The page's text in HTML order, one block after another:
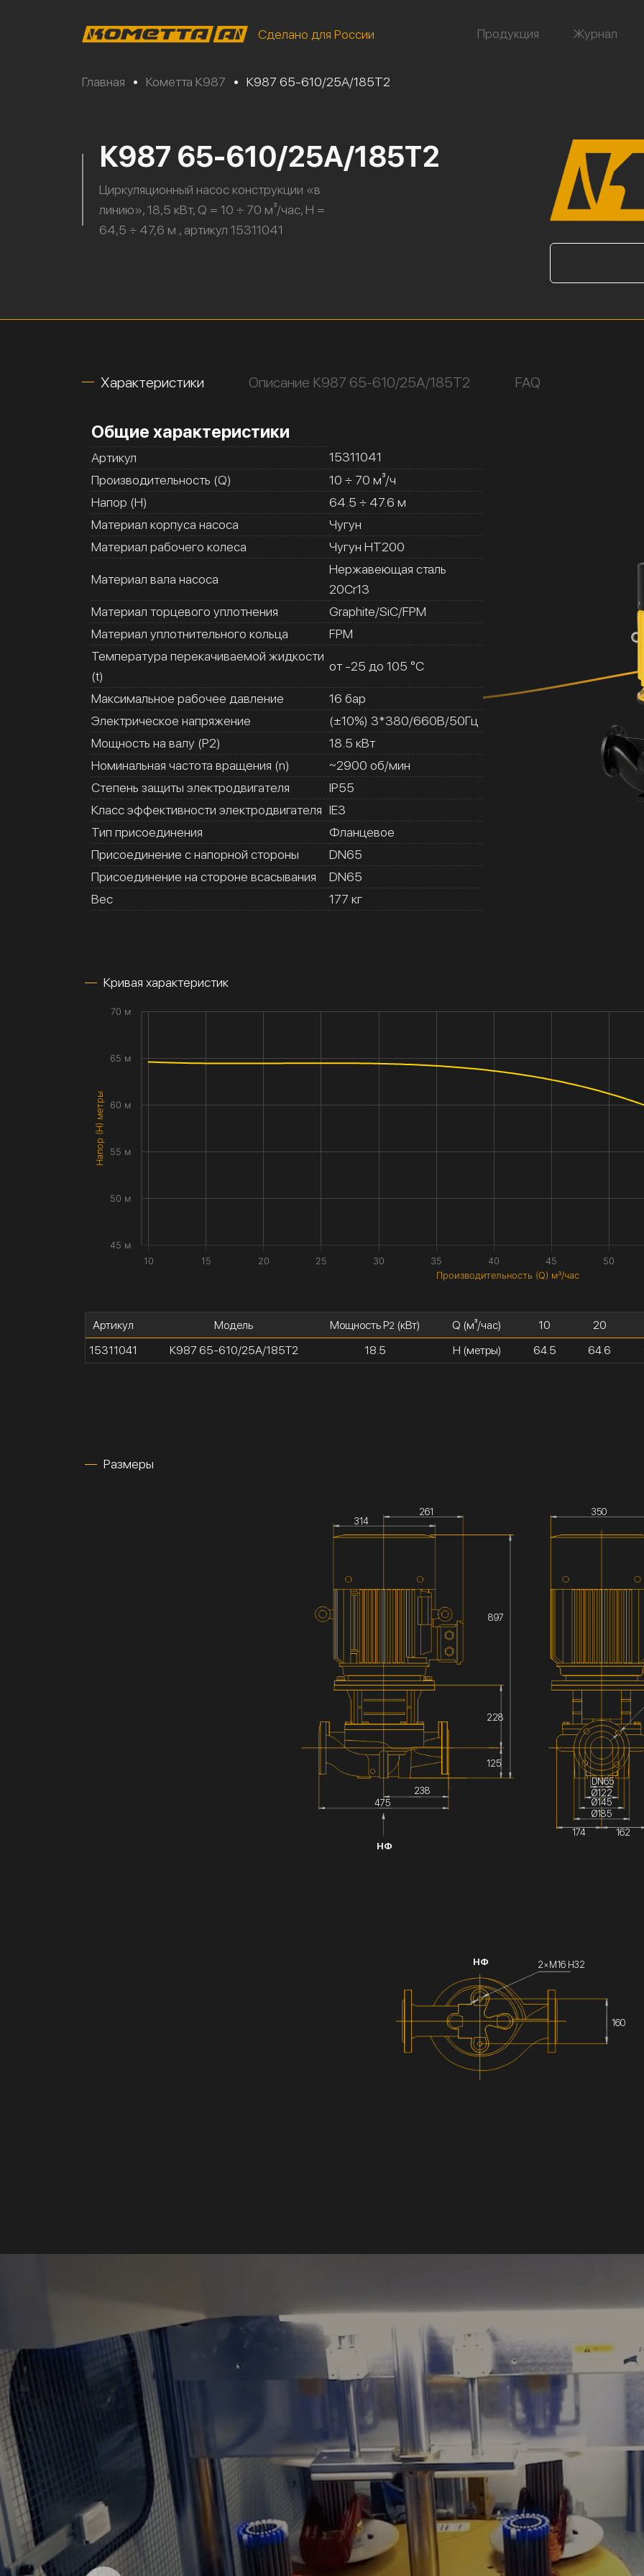
Сделано для России Продукция Журнал
Главная • Кометта К987 • К987 65-610/25А/185Т2
К987 65-610/25А/185Т2
Циркуляционный насос конструкции «в
линию», 18,5 кВт, Q = 10 ÷ 70 м³/час, H =
64,5 ÷ 47,6 м., артикул 15311041
Характеристики Описание К987 65-610/25А/185Т2 FAQ
Общие характеристики
Артикул
15311041
Производительность (Q)
10 ÷ 70 м³/ч
Напор (H)
64.5 ÷ 47.6 м
Материал корпуса насоса
Чугун
Материал рабочего колеса
Чугун HT200
Материал вала насоса
Нержавеющая сталь
20Cr13
Материал торцевого уплотнения
Graphite/SiC/FPM
Материал уплотнительного кольца
FPM
Температура перекачиваемой жидкости
(t)
от -25 до 105 °C
Максимальное рабочее давление
16 бар
Электрическое напряжение
(±10%) 3*380/660В/50Гц
Мощность на валу (Р2)
18.5 кВт
Номинальная частота вращения (n)
~2900 об/мин
Степень защиты электродвигателя
IP55
Класс эффективности электродвигателя IE3
Тип присоединения
Фланцевое
Присоединение с напорной стороны
DN65
Присоединение на стороне всасывания
DN65
Вес
177 кг
Кривая характеристик
Производительность (Q) м³/час
Напор (H) метры
10 15 20 25 30 35 40 45 50
45 м
50 м
55 м
60 м
65 м
70 м
Артикул
15311041
Модель
К987 65-610/25А/185Т2
Мощность P2 (кВт)
18.5
Q (м³/час)
H (метры)
10
64.5
20
64.6
Размеры
DN65
261
350
314
897
228
125
238
475
Ø122
Ø145
Ø185
174
162
НФ
НФ 2×М16 Н32
160